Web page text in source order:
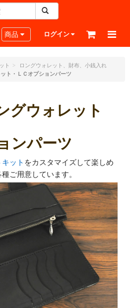
Toggle navigation
商品 ログイン
ト
ロングウォレット、財布、小銭入れ
ト・ＬＣオプションパーツ
グウォレット
ンパーツ
ット をカスタマイズして楽しめ
ご用意しています。